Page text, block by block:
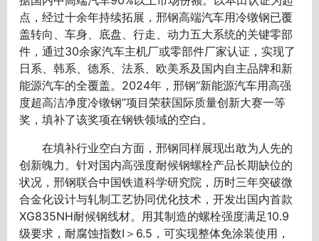
点，经过十余年持续拓展，邢钢高端汽车用冷镦钢已覆
盖转向、车身、底盘、行走、动力五大系统的关键零部
件，通过30余家汽车主机厂或零部件厂家认证，实现了
日系、韩系、德系、法系、欧美系及国内自主品牌和新
能源汽车的全覆盖。2024年，邢钢“新能源汽车用高强
度超高洁净度冷镦钢”项目荣获国际质量创新大赛一等
奖，填补了该奖项在钢铁领域的空白。
在填补行业空白方面，邢钢同样展现出敢为人先的
创新魄力。针对国内高强度耐候钢螺栓产品长期缺位的
状况，邢钢联合中国铁道科学研究院，历时三年突破微
合金化设计与轧制工艺协同优化技术，开发出国内首款
XG835NH耐候钢线材。用其制造的螺栓强度满足10.9
级要求，耐腐蚀指数I＞6.5，可实现整体免涂装使用，